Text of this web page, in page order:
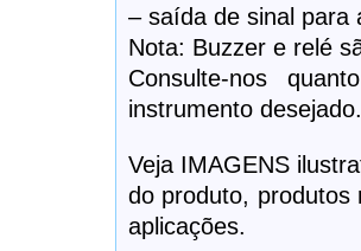
– saída de sinal para
Nota: Buzzer e relé
Consulte-nos
instrumento desejado.
Veja IMAGENS
do produto, produtos
aplicações.